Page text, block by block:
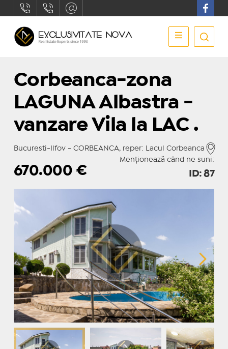
Corbeanca-zona
LAGUNA Albastra -
vanzare Vila la LAC .
Bucuresti-Ilfov - CORBEANCA, reper: Lacul Corbeanca
Menționează când ne suni:
670.000 € ID: 87